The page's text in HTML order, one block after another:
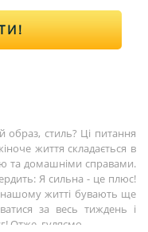
образ, стиль? Ці питання
життя складається в
та домашніми справами.
Я сильна - це плюс!
нашому житті бувають ще
за весь тиждень і
Отже, гуляємо.